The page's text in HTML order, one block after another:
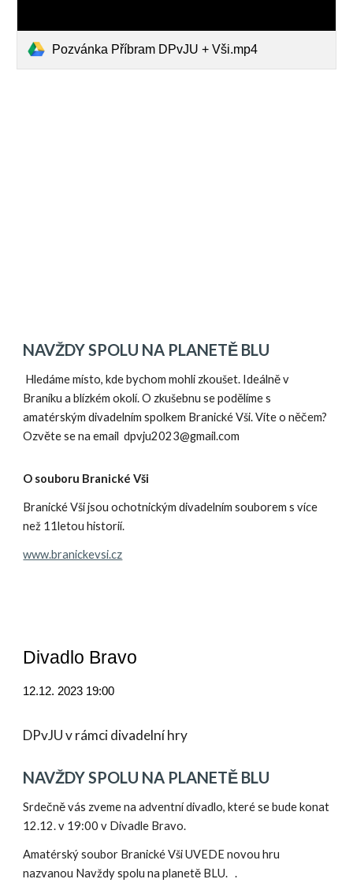
Pozvánka Příbram DPvJU + Vši.mp4
NAVŽDY SPOLU NA PLANETĚ BLU
Hledáme místo, kde bychom mohli zkoušet. Ideálně v
Braníku a blízkém okolí. O zkušebnu se podělíme s
amatérským divadelním spolkem Branické Vši. Víte o něčem?
Ozvěte se na email dpvju2023@gmail.com
O souboru Branické Vši
Branické Vši jsou ochotnickým divadelním souborem s více
než 11letou historií.
www.branickevsi.cz
Divadlo Bravo
12.12. 2023 19:00
DPvJU v rámci divadelní hry
NAVŽDY SPOLU NA PLANETĚ BLU
Srdečně vás zveme na adventní divadlo, které se bude konat
12.12. v 19:00 v Divadle Bravo.
Amatérský soubor Branické Vši UVEDE novou hru
nazvanou Navždy spolu na planetě BLU. .